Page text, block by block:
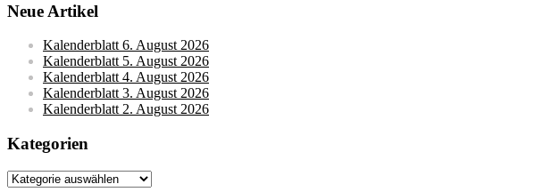
Neue Artikel
Kalenderblatt 6. August 2026
Kalenderblatt 5. August 2026
Kalenderblatt 4. August 2026
Kalenderblatt 3. August 2026
Kalenderblatt 2. August 2026
Kategorien
Kategorien